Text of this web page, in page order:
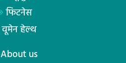
फिटनेस
वूमेन हेल्थ
About us